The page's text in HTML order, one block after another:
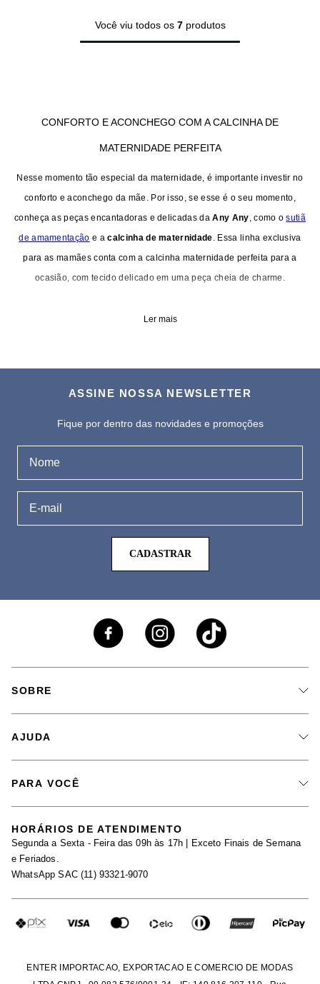
Você viu todos os 7produtos
CONFORTO E ACONCHEGO COM A CALCINHA DE
MATERNIDADE PERFEITA
Nesse momento tão especial da maternidade, é importante investir no
conforto e aconchego da mãe. Por isso, se esse é o seu momento,
conheça as peças encantadoras e delicadas daAny Any, como osutiã
de amamentação e acalcinha de maternidade. Essa linha exclusiva
para as mamães conta com a calcinha maternidade perfeita para a
ocasião, com tecido delicado em uma peça cheia de charme.
Ler mais
ASSINE NOSSA NEWSLETTER
Fique por dentro das novidades e promoções
CADASTRAR
SOBRE
Seja um Revendedor
Igualdade Salarial
Requisição de Dados
AJUDA
Minha Conta
Trocas
Fretes e Tarifas
PARA VOCÊ
Maternidade
Seja um Afiliado
HORÁRIOS DE ATENDIMENTO
Segunda a Sexta - Feira das 09h às 17h | Exceto Finais de Semana
e Feriados.
WhatsApp SAC (11) 93321-9070
ENTER IMPORTACAO, EXPORTACAO E COMERCIO DE MODAS